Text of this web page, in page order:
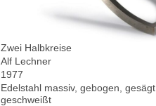
Zwei Halbkreise
Alf Lechner
1977
Edelstahl massiv, gebogen, gesägt,
geschweißt